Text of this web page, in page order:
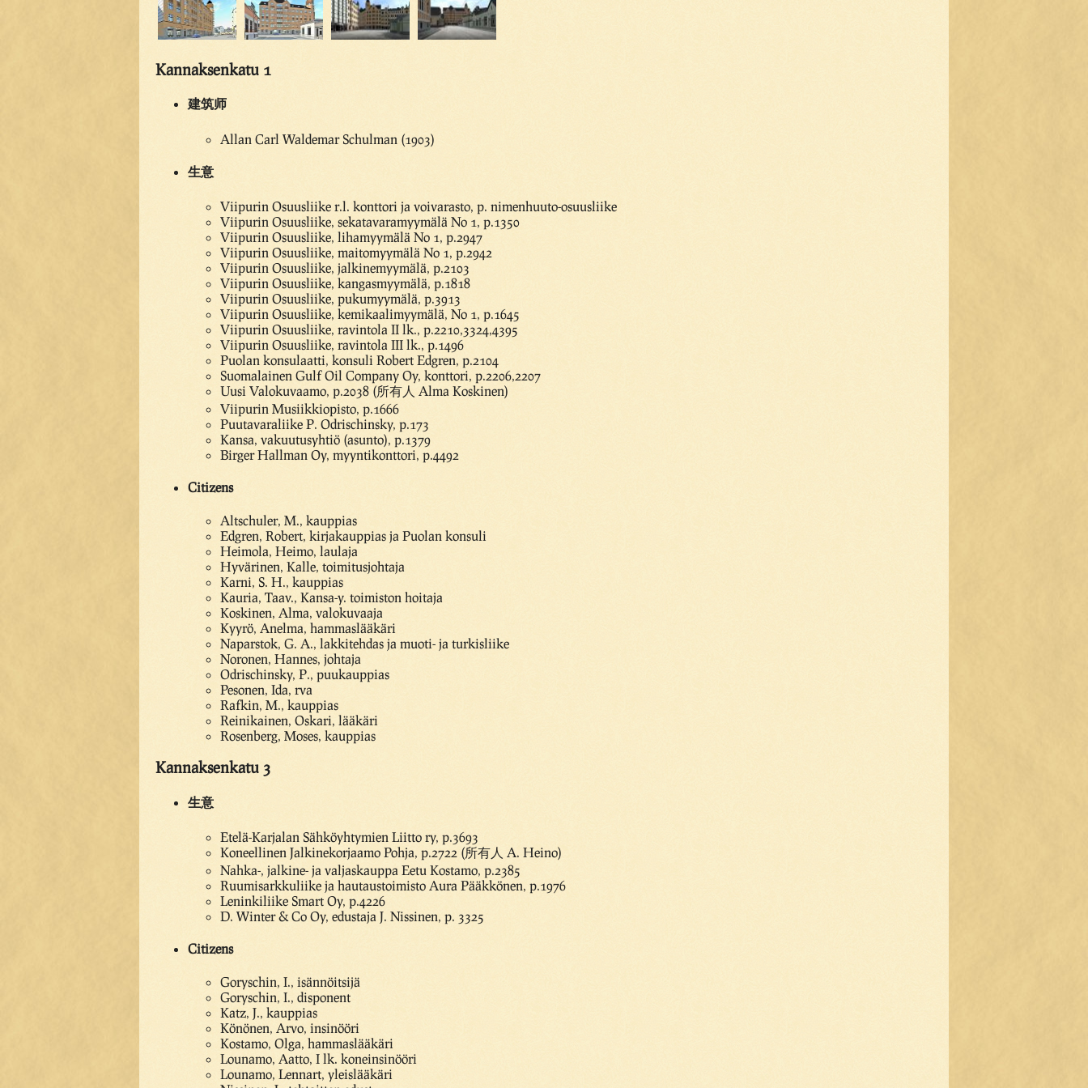
Kannaksenkatu 1
建筑师
Allan Carl Waldemar Schulman (1903)
生意
Viipurin Osuusliike r.l. konttori ja voivarasto, p. nimenhuuto-osuusliike
Viipurin Osuusliike, sekatavaramyymälä No 1, p.1350
Viipurin Osuusliike, lihamyymälä No 1, p.2947
Viipurin Osuusliike, maitomyymälä No 1, p.2942
Viipurin Osuusliike, jalkinemyymälä, p.2103
Viipurin Osuusliike, kangasmyymälä, p.1818
Viipurin Osuusliike, pukumyymälä, p.3913
Viipurin Osuusliike, kemikaalimyymälä, No 1, p.1645
Viipurin Osuusliike, ravintola II lk., p.2210,3324,4395
Viipurin Osuusliike, ravintola III lk., p.1496
Puolan konsulaatti, konsuli Robert Edgren, p.2104
Suomalainen Gulf Oil Company Oy, konttori, p.2206,2207
Uusi Valokuvaamo, p.2038 (所有人 Alma Koskinen)
Viipurin Musiikkiopisto, p.1666
Puutavaraliike P. Odrischinsky, p.173
Kansa, vakuutusyhtiö (asunto), p.1379
Birger Hallman Oy, myyntikonttori, p.4492
Citizens
Altschuler, M., kauppias
Edgren, Robert, kirjakauppias ja Puolan konsuli
Heimola, Heimo, laulaja
Hyvärinen, Kalle, toimitusjohtaja
Karni, S. H., kauppias
Kauria, Taav., Kansa-y. toimiston hoitaja
Koskinen, Alma, valokuvaaja
Kyyrö, Anelma, hammaslääkäri
Naparstok, G. A., lakkitehdas ja muoti- ja turkisliike
Noronen, Hannes, johtaja
Odrischinsky, P., puukauppias
Pesonen, Ida, rva
Rafkin, M., kauppias
Reinikainen, Oskari, lääkäri
Rosenberg, Moses, kauppias
Kannaksenkatu 3
生意
Etelä-Karjalan Sähköyhtymien Liitto ry, p.3693
Koneellinen Jalkinekorjaamo Pohja, p.2722 (所有人 A. Heino)
Nahka-, jalkine- ja valjaskauppa Eetu Kostamo, p.2385
Ruumisarkkuliike ja hautaustoimisto Aura Pääkkönen, p.1976
Leninkiliike Smart Oy, p.4226
D. Winter & Co Oy, edustaja J. Nissinen, p. 3325
Citizens
Goryschin, I., isännöitsijä
Goryschin, I., disponent
Katz, J., kauppias
Könönen, Arvo, insinööri
Kostamo, Olga, hammaslääkäri
Lounamo, Aatto, I lk. koneinsinööri
Lounamo, Lennart, yleislääkäri